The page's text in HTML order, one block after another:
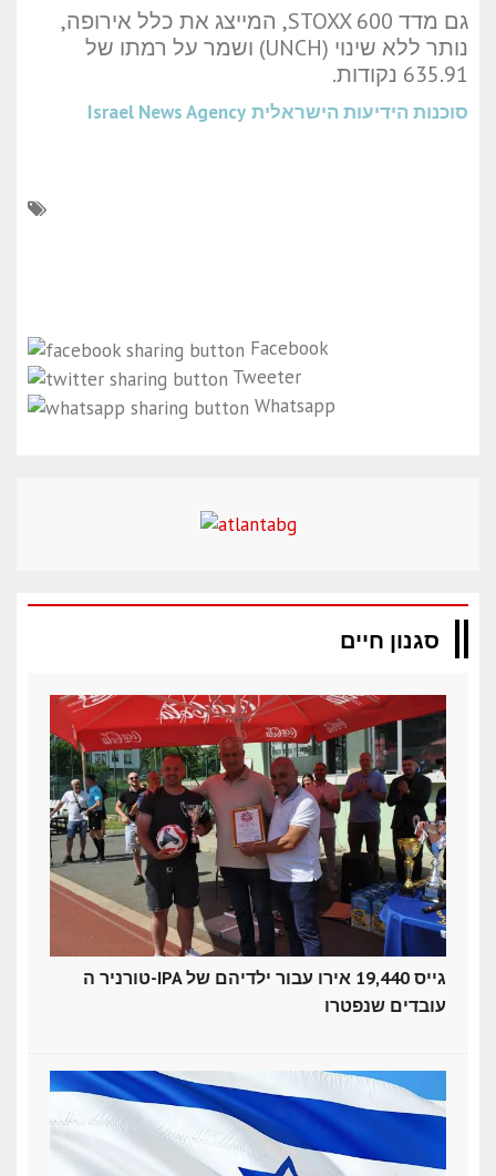
גם מדד STOXX 600, המייצג את כלל אירופה,
נותר ללא שינוי (UNCH) ושמר על רמתו של
635.91 נקודות.
סוכנות הידיעות הישראלית Israel News Agency
Facebook
Tweeter
Whatsapp
סגנון חיים
טורניר ה-IPA גייס 19,440 אירו עבור ילדיהם של
עובדים שנפטרו